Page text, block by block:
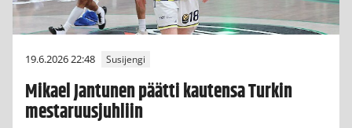
19.6.2026 22:48 Susijengi
Mikael Jantunen päätti kautensa Turkin
mestaruusjuhliin